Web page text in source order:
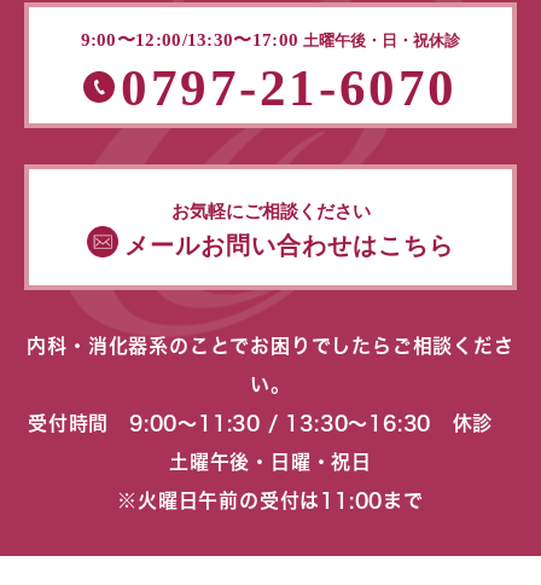
9:00〜12:00/13:30〜17:00 土曜午後・日・祝休診
0797-21-6070
お気軽にご相談ください
メールお問い合わせはこちら
内科・消化器系のことでお困りでしたらご相談くださ
い。
受付時間 9:00〜11:30 / 13:30〜16:30 休診
土曜午後・日曜・祝日
※火曜日午前の受付は11:00まで